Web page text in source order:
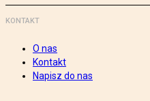
KONTAKT
O nas
Kontakt
Napisz do nas